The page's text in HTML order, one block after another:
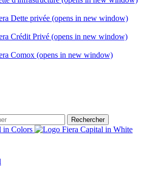
Dette privée (opens in new window)
Crédit Privé (opens in new window)
Comox (opens in new window)
Rechercher